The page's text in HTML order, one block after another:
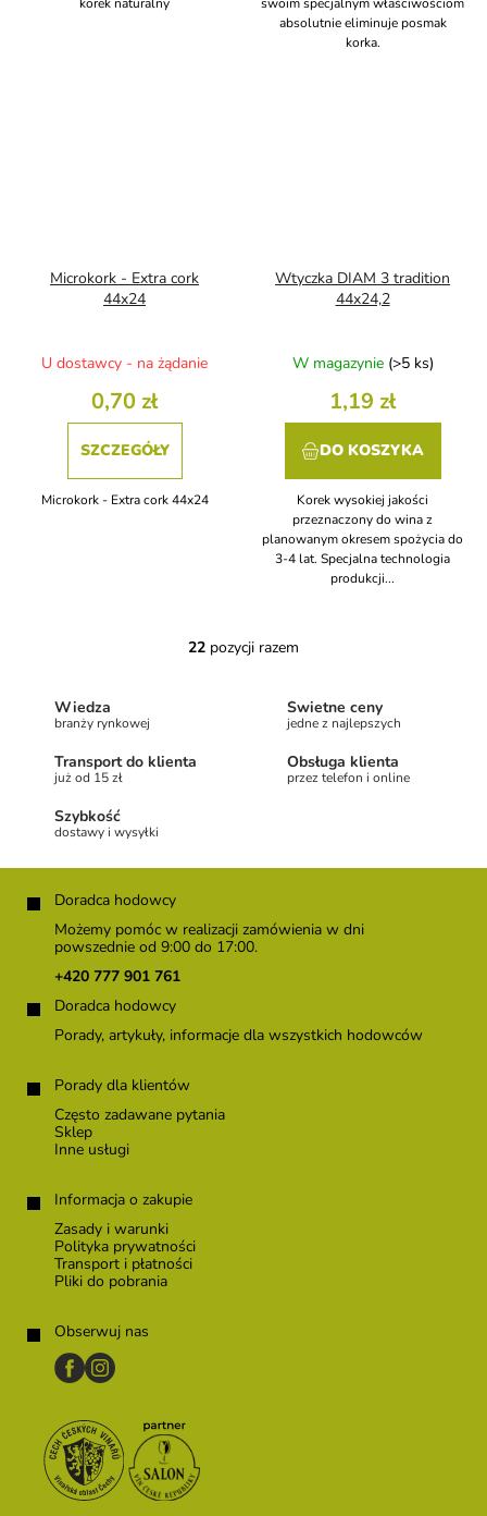
absolutnie eliminuje posmak
korka.
Microkork - Extra cork
44x24
U dostawcy - na żądanie
0,70 zł
SZCZEGÓŁY
Microkork - Extra cork 44x24
Wtyczka DIAM 3 tradition
44x24,2
W magazynie (>5 ks)
1,19 zł
DO KOSZYKA
Korek wysokiej jakości
przeznaczony do wina z
planowanym okresem spożycia do
3-4 lat. Specjalna technologia
produkcji...
K
i
y
22 pozycji razem
Wiedza
branży rynkowej
Świetne ceny
jedne z najlepszych
Transport do klienta
już od 15 zł
Obsługa klienta
przez telefon i online
Szybkość
dostawy i wysyłki
Doradca hodowcy
Możemy pomóc w realizacji zamówienia w dni
powszednie od 9:00 do 17:00.
+420 777 901 761
Doradca hodowcy
Porady, artykuły, informacje dla wszystkich hodowców
Porady dla klientów
Często zadawane pytania
Sklep
Inne usługi
Informacja o zakupie
Zasady i warunki
Polityka prywatności
Transport i płatności
Pliki do pobrania
Obserwuj nas